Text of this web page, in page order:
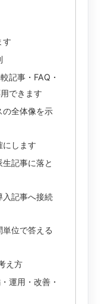
す
記事・FAQ・
できます
の全体像を示
にします
記事に落と
入記事へ接続
位で答える
え方
運用・改善・